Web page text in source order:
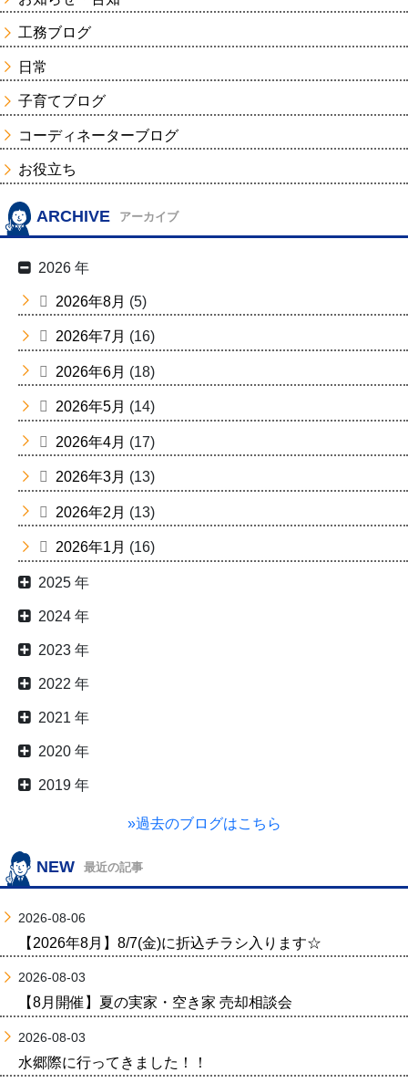
工務ブログ
日常
子育てブログ
コーディネーターブログ
お役立ち
ARCHIVE アーカイブ
2026 年
2026年8月 (5)
2026年7月 (16)
2026年6月 (18)
2026年5月 (14)
2026年4月 (17)
2026年3月 (13)
2026年2月 (13)
2026年1月 (16)
2025 年
2024 年
2023 年
2022 年
2021 年
2020 年
2019 年
»過去のブログはこちら
NEW 最近の記事
2026-08-06
【2026年8月】8/7(金)に折込チラシ入ります☆
2026-08-03
【8月開催】夏の実家・空き家 売却相談会
2026-08-03
水郷際に行ってきました！！